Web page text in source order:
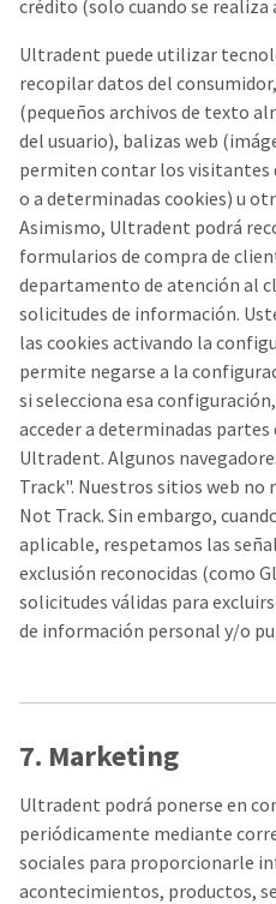
crédito (solo cuando se realiza
Ultradent puede utilizar
recopilar datos del
(pequeños archivos de texto
del usuario), balizas web
permiten contar los visitantes
o a determinadas cookies) u
Asimismo, Ultradent podrá
formularios de compra de
departamento de atención al
solicitudes de información.
las cookies activando la
permite negarse a la
si selecciona esa
acceder a determinadas partes
Ultradent. Algunos
Track". Nuestros sitios web no
Not Track. Sin embargo,
aplicable, respetamos las
exclusión reconocidas (como
solicitudes válidas para
de información personal y/o
7. Marketing
Ultradent podrá ponerse en
periódicamente mediante
sociales para proporcionarle
acontecimientos, productos,